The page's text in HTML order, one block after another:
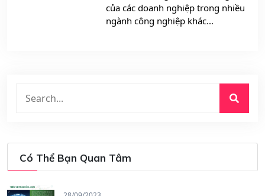
của các doanh nghiệp trong nhiều
ngành công nghiệp khác...
Có Thể Bạn Quan Tâm